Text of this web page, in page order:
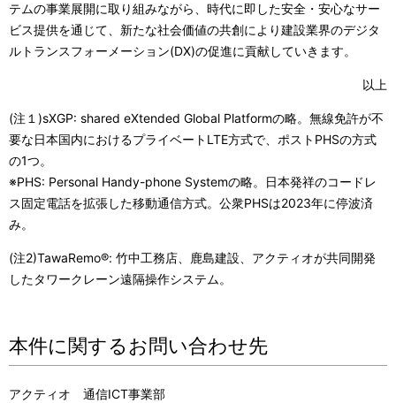
テムの事業展開に取り組みながら、時代に即した安全・安心なサー
ビス提供を通じて、新たな社会価値の共創により建設業界のデジタ
ルトランスフォーメーション(DX)の促進に貢献していきます。
以上
(注１ )sXGP: shared eXtended Global Platformの略。無線免許が不
要な日本国内におけるプライベート LTE方式で、ポスト PHSの方式
の1つ。
※PHS: Personal Handy-phone Systemの略。日本発祥のコードレ
ス固定電話を拡張した移動通信方式。公衆PHSは2023年に停波済
み。
(注2)TawaRemo®: 竹中工務店、鹿島建設、アクティオが共同開発
したタワークレーン遠隔操作システム。
本件に関するお問い合わせ先
アクティオ 通信ICT事業部